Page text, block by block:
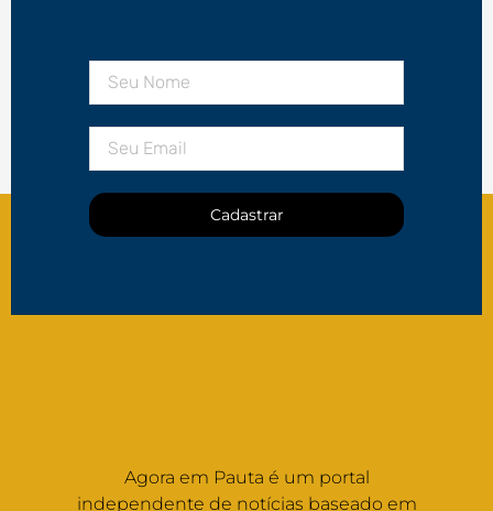
Cadastrar
Agora em Pauta é um portal
independente de notícias baseado em